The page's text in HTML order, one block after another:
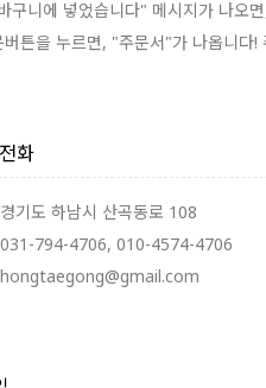
구니에 넣었습니다" 메시지가 나오
버튼을 누르면, "주문서"가 나옵니다
화
기도 하남시 산곡동로 108
031-794-4706, 010-4574-4706
hongtaegong@gmail.com